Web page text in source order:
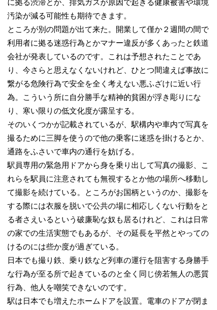
に拠る渋滞とか、排気ガスが原因で起きる健康被害や環境
汚染が減る可能性も期待できます。
ところが別の問題が出て来た。開業して僅か２週間の間で
利用者に拠る迷惑行為とかマナー違反が多くあったと鉄道
会社が発表しているのです。これは予想されたことであ
り、今さらと思えなくないけれど、ひとつ間違えば事故に
繋がる危険行為で安全を全く考えない悪ふざけに近い行
為。こういう所に自分勝手な精神的貧困が浮き彫りにな
り、寒い限りの低文化度が露呈する。
そのいくつかが記載されているが、駅構内や車内で写真を
撮るために三脚を使うので他の乗客に迷惑を掛けるとか、
通路をふさいで車内の通行を妨げる。
駅員専用の緊急用ドアから身を乗り出して写真の撮影、こ
れらを駅員に注意されても無視するとか他の場所へ移動し
て撮影を続けている。ところがお国柄というのか、撮影を
する際には衣服を脱いで公共の場に相応しくない行動をと
る者さえいるという破廉恥な奴も居るけれど、これは日常
の家での生活実態でもあるが、その延長を平然とやっての
けるのには些か度が過ぎている。
日本でも撮り鉄、乗り鉄など列車の運行を阻害する身勝手
な行為が至る所で起きているのと全く同じ傍若無人の悪質
行為、他人を嘲笑できないのです。
駅は日本でも増えたホームドアを設置。電車のドアが閉ま